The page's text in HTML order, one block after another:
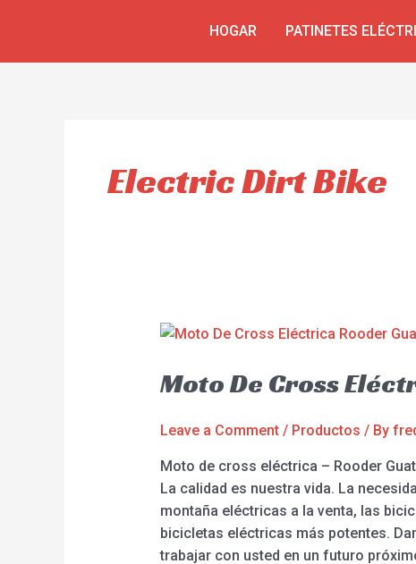
HOGAR PATINETES
Electric Dirt Bike
Moto De Cross
Leave a Comment / Productos / By
Moto de cross eléctrica – Rooder
La calidad es nuestra vida. La
montaña eléctricas a la venta, las
bicicletas eléctricas más potentes.
trabajar con usted en un futuro